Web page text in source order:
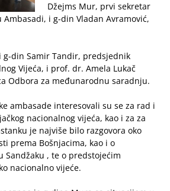
Džejms Mur, prvi sekretar
i g-din Vladan Avramović,
din Samir Tandir, predsjednik
Vijeća, i prof. dr. Amela Lukač
Odbora za međunarodnu saradnju.
ambasade interesovali su se za rad i
nacionalnog vijeća, kao i za za
je najviše bilo razgovora oko
prema Bošnjacima, kao i o
Sandžaku , te o predstojećim
nacionalno vijeće.